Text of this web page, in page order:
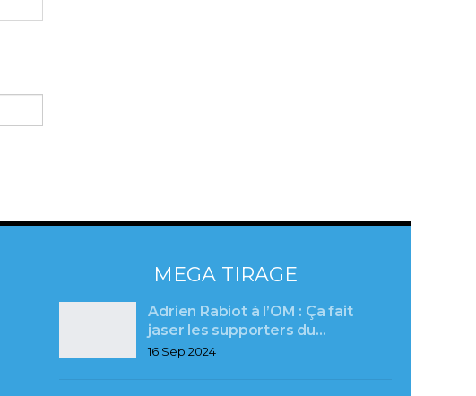
MEGA TIRAGE
Adrien Rabiot à l’OM : Ça fait
jaser les supporters du…
16 Sep 2024